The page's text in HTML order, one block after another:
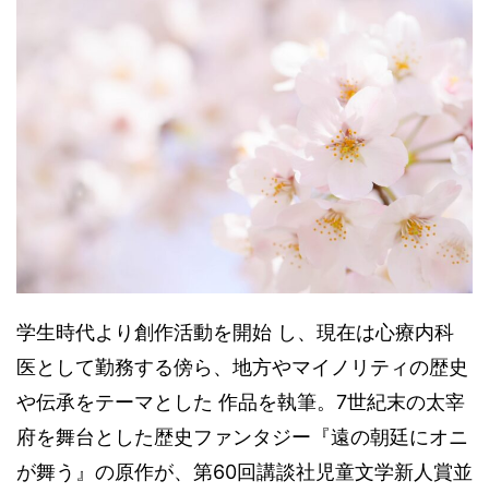
学生時代より創作活動を開始 し、現在は心療内科
医として勤務する傍ら、地方やマイノリティの歴史
や伝承をテーマとした 作品を執筆。7世紀末の太宰
府を舞台とした歴史ファンタジー『遠の朝廷にオニ
が舞う』の原作が、第60回講談社児童文学新人賞並